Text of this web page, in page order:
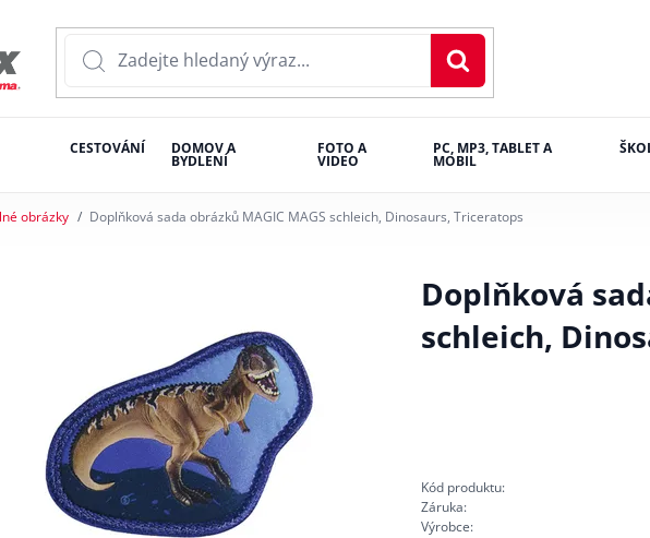
CESTOVÁNÍ DOMOV A
BYDLENÍ
FOTO A
VIDEO
PC, MP3, TABLET A
MOBIL
obrázky Doplňková sada obrázků MAGIC MAGS schleich, Dinosaurs, Triceratops
Doplňková
schleich,
Kód produktu:
Záruka:
Výrobce: